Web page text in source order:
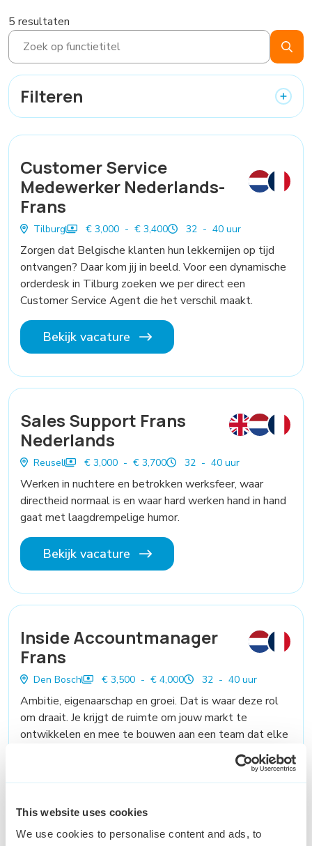
This website uses cookies
We use cookies to personalise content and ads, to
5 resultaten
Filteren
Customer Service
Medewerker Nederlands-
Frans
Tilburg € 3,000 - € 3,400 32 - 40 uur
Zorgen dat Belgische klanten hun lekkernijen op tijd
ontvangen? Daar kom jij in beeld. Voor een dynamische
orderdesk in Tilburg zoeken we per direct een
Customer Service Agent die het verschil maakt.
Bekijk vacature
Sales Support Frans
Nederlands
Reusel € 3,000 - € 3,700 32 - 40 uur
Werken in nuchtere en betrokken werksfeer, waar
directheid normaal is en waar hard werken hand in hand
gaat met laagdrempelige humor.
Bekijk vacature
Inside Accountmanager
Frans
Den Bosch € 3,500 - € 4,000 32 - 40 uur
Ambitie, eigenaarschap en groei. Dat is waar deze rol
om draait. Je krijgt de ruimte om jouw markt te
ontwikkelen en mee te bouwen aan een team dat elke
Bekijk vacature